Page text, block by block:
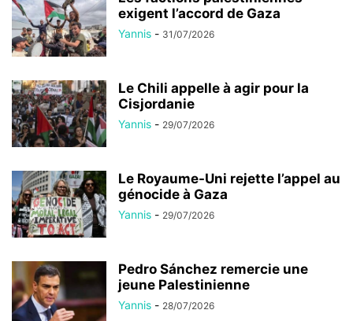
exigent l’accord de Gaza
Yannis - 31/07/2026
Le Chili appelle à agir pour la
Cisjordanie
Yannis - 29/07/2026
Le Royaume-Uni rejette l’appel au
génocide à Gaza
Yannis - 29/07/2026
Pedro Sánchez remercie une
jeune Palestinienne
Yannis - 28/07/2026